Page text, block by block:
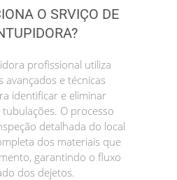
O SRVIÇO DE
profissional utiliza
avançados e técnicas
identificar e eliminar
O processo
detalhada do local
dos materiais que
garantindo o fluxo
dos dejetos.